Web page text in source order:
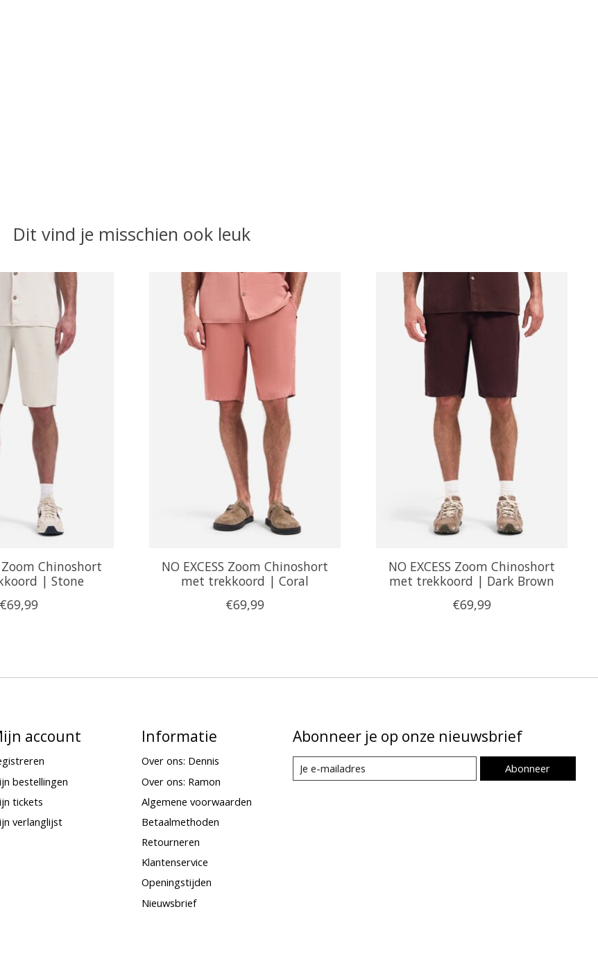
Dit vind je misschien ook leuk
Zoom Chinoshort
| Stone
€69,99
NO EXCESS Zoom Chinoshort
met trekkoord | Coral
€69,99
NO EXCESS Zoom Chinoshort
met trekkoord | Dark Brown
€69,99
account
bestellingen
tickets
verlanglijst
Informatie
Over ons: Dennis
Over ons: Ramon
Algemene voorwaarden
Betaalmethoden
Retourneren
Klantenservice
Openingstijden
Nieuwsbrief
Abonneer je op onze nieuwsbrief
Abonneer